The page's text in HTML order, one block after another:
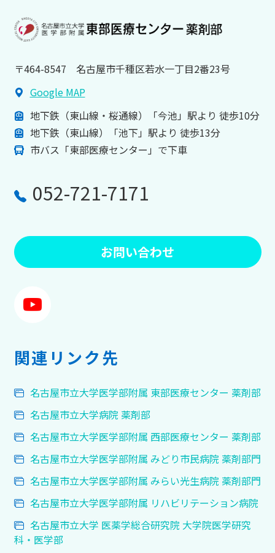
〒464-8547 名古屋市千種区若水一丁目2番23号
Google MAP
地下鉄（東山線・桜通線）「今池」駅より 徒歩10分
地下鉄（東山線）「池下」駅より 徒歩13分
市バス「東部医療センター」で下車
052-721-7171
お問い合わせ
関連リンク先
名古屋市立大学医学部附属 東部医療センター 薬剤部
名古屋市立大学病院 薬剤部
名古屋市立大学医学部附属 西部医療センター 薬剤部
名古屋市立大学医学部附属 みどり市民病院 薬剤部門
名古屋市立大学医学部附属 みらい光生病院 薬剤部門
名古屋市立大学医学部附属 リハビリテーション病院
名古屋市立大学 医薬学総合研究院 大学院医学研究
科・医学部